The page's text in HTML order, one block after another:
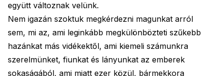
együtt változnak velünk.
Nem igazán szoktuk megkérdezni magunkat arról
sem, mi az, ami leginkább megkülönbözteti szűkebb
hazánkat más vidékektől, ami kiemeli számunkra
szerelmünket, fiunkat és lányunkat az emberek
sokaságából, ami miatt ezer közül, bármekkora